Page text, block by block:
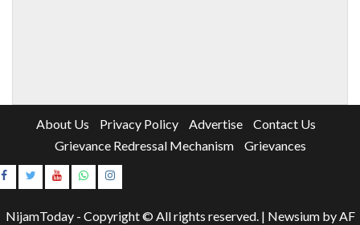
About Us Privacy Policy Advertise
Contact Us
Grievance Redressal Mechanism
Grievances
Instagram
NijamToday - Copyright © All rights reserved. | Newsiumby AF